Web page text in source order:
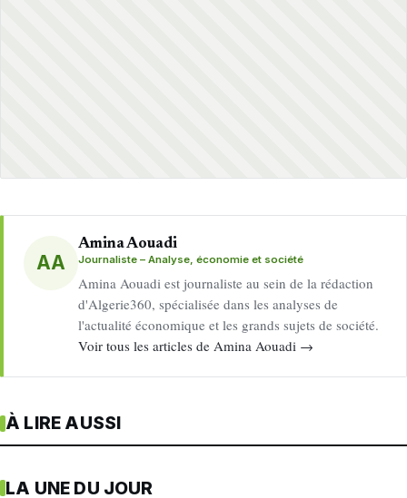
AA
Amina Aouadi
Journaliste – Analyse, économie et société
Amina Aouadi est journaliste au sein de la rédaction
d'Algerie360, spécialisée dans les analyses de
l'actualité économique et les grands sujets de société.
Voir tous les articles de Amina Aouadi →
À LIRE AUSSI
LA UNE DU JOUR